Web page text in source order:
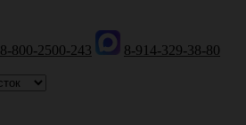
8-800-2500-243
8-914-329-38-80